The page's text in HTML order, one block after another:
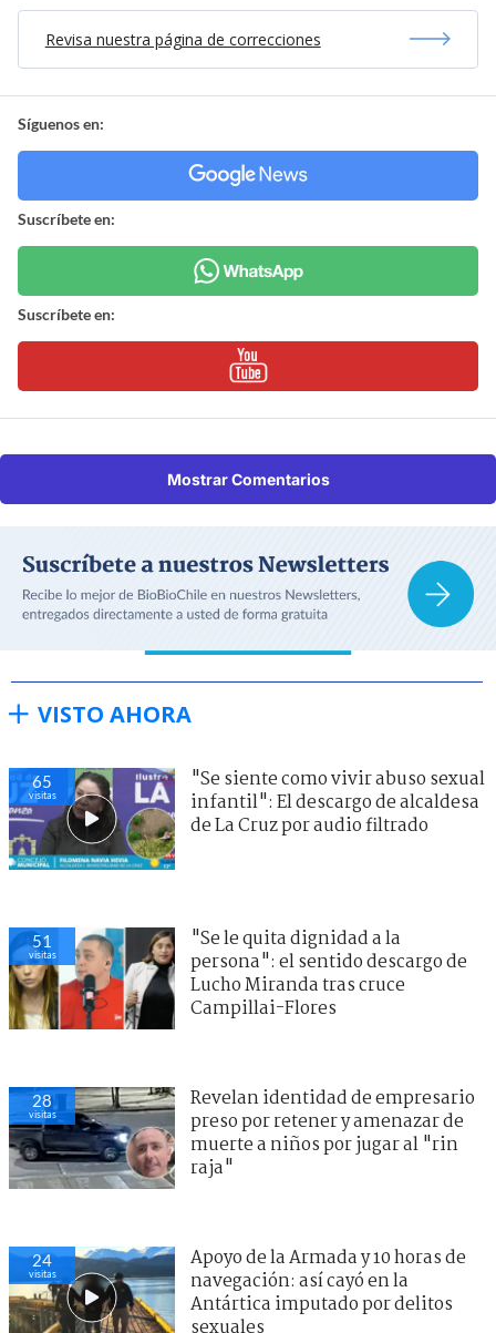
Revisa nuestra página de correcciones
Síguenos en:
Suscríbete en:
Suscríbete en:
Mostrar Comentarios
VISTO AHORA
65
visitas
"Se siente como vivir abuso sexual
infantil": El descargo de alcaldesa
de La Cruz por audio filtrado
51
visitas
"Se le quita dignidad a la
persona": el sentido descargo de
Lucho Miranda tras cruce
Campillai-Flores
28
visitas
Revelan identidad de empresario
preso por retener y amenazar de
muerte a niños por jugar al "rin
raja"
24
visitas
Apoyo de la Armada y 10 horas de
navegación: así cayó en la
Antártica imputado por delitos